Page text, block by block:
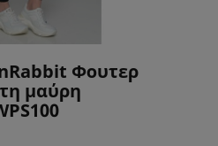
Φουτερ
μαύρη